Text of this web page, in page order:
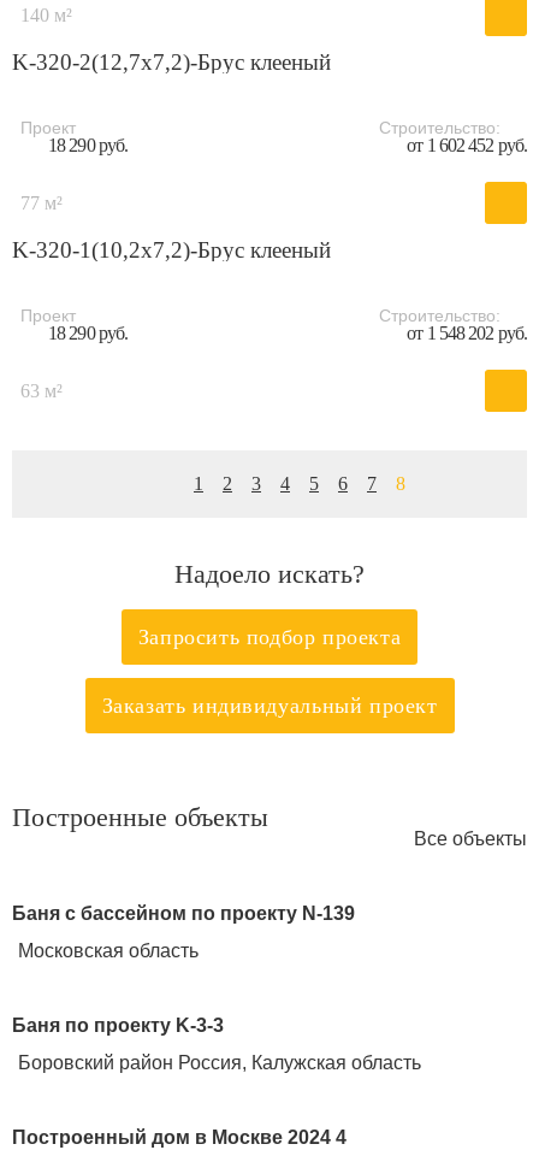
140 м²
K-320-2(12,7x7,2)-Брус клееный
Проект
18 290 руб.
Строительство:
от 1 602 452 руб.
77 м²
K-320-1(10,2x7,2)-Брус клееный
Проект
18 290 руб.
Строительство:
от 1 548 202 руб.
63 м²
1 2 3 4 5 6 7 8
Надоело искать?
Запросить подбор проекта
Заказать индивидуальный проект
Построенные объекты
Все объекты
Баня с бассейном по проекту N-139
Московская область
Баня по проекту K-3-3
Боровский район Россия, Калужская область
Построенный дом в Москве 2024 4